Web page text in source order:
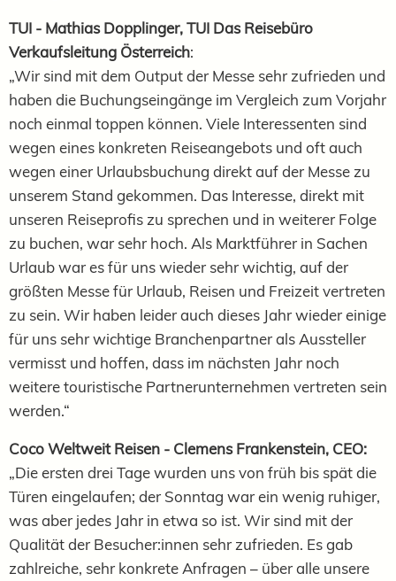
TUI - Mathias Dopplinger, TUI Das Reisebüro
Verkaufsleitung Österreich:
„Wir sind mit dem Output der Messe sehr zufrieden und
haben die Buchungseingänge im Vergleich zum Vorjahr
noch einmal toppen können. Viele Interessenten sind
wegen eines konkreten Reiseangebots und oft auch
wegen einer Urlaubsbuchung direkt auf der Messe zu
unserem Stand gekommen. Das Interesse, direkt mit
unseren Reiseprofis zu sprechen und in weiterer Folge
zu buchen, war sehr hoch. Als Marktführer in Sachen
Urlaub war es für uns wieder sehr wichtig, auf der
größten Messe für Urlaub, Reisen und Freizeit vertreten
zu sein. Wir haben leider auch dieses Jahr wieder einige
für uns sehr wichtige Branchenpartner als Aussteller
vermisst und hoffen, dass im nächsten Jahr noch
weitere touristische Partnerunternehmen vertreten sein
werden.“
Coco Weltweit Reisen - Clemens Frankenstein, CEO:
„Die ersten drei Tage wurden uns von früh bis spät die
Türen eingelaufen; der Sonntag war ein wenig ruhiger,
was aber jedes Jahr in etwa so ist. Wir sind mit der
Qualität der Besucher:innen sehr zufrieden. Es gab
zahlreiche, sehr konkrete Anfragen – über alle unsere